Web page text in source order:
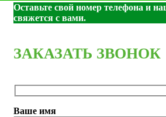
Оставьте свой номер телефона и
свяжется с вами.
ЗАКАЗАТЬ ЗВОНОК
Ваше имя